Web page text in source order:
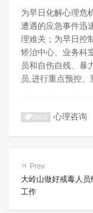
为早日化解心理危
遭遇的应急事件迅
理难关；为早日控
矫治中心、业务科
员和自伤自残、暴
员,进行重点预控、
TAGS 心理咨询
Prev
大岭山做好戒毒人员
工作